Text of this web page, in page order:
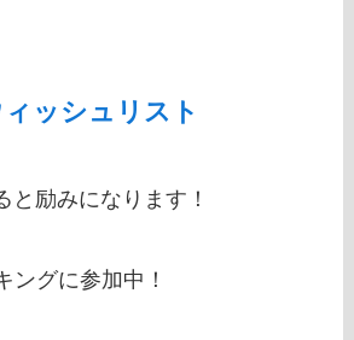
ッシュリスト
と励みになります！
ングに参加中！